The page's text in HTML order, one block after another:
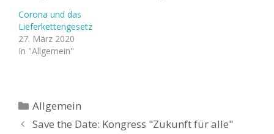
Corona und das
Lieferkettengesetz
27. März 2020
In "Allgemein"
Kategorien
Allgemein
Save the Date: Kongress "Zukunft für alle"